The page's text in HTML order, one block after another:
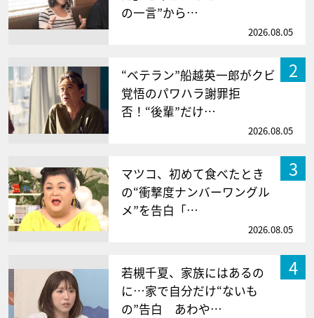
の一言”から…
2026.08.05
2
“ベテラン”船越英一郎がクビ
覚悟のパワハラ謝罪拒
否！“後輩”だけ…
2026.08.05
3
マツコ、初めて食べたとき
の“衝撃度ナンバーワングル
メ”を告白「…
2026.08.05
4
若槻千夏、家族にはあるの
に…家で自分だけ“ないも
の”告白 あわや…